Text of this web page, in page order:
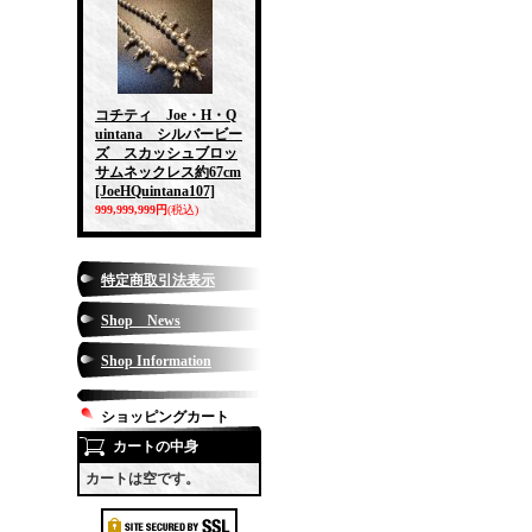
コチティ Joe・H・Q
uintana シルバービー
ズ スカッシュブロッ
サムネックレス約67cm
[JoeHQuintana107]
999,999,999円(税込)
特定商取引法表示
Shop News
Shop Information
ショッピングカート
カートの中身
カートは空です。